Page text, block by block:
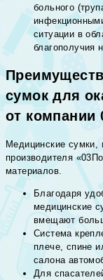
больного
ситуации в
благополучия
сумок для
от компании
Медицинские сумки,
производителя
материалов.
Благодаря
медицинские
вмещают
Система
плече, спине
салона
Для